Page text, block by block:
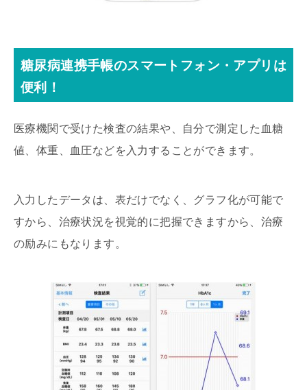
糖尿病連携手帳のスマートフォン・アプリは
便利！
医療機関で受けた検査の結果や、自分で測定した血糖
値、体重、血圧などを入力することができます。
入力したデータは、表だけでなく、グラフ化が可能で
すから、治療状況を視覚的に把握できますから、治療
の励みにもなります。